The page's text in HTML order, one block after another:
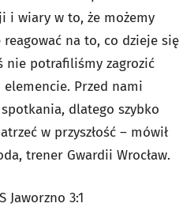
i wiary w to, że możemy
reagować na to, co dzieje się
nie potrafiliśmy zagrozić
Przed nami
dlatego szybko
w przyszłość – mówił
trener Gwardii Wrocław.
Jaworzno 3:1